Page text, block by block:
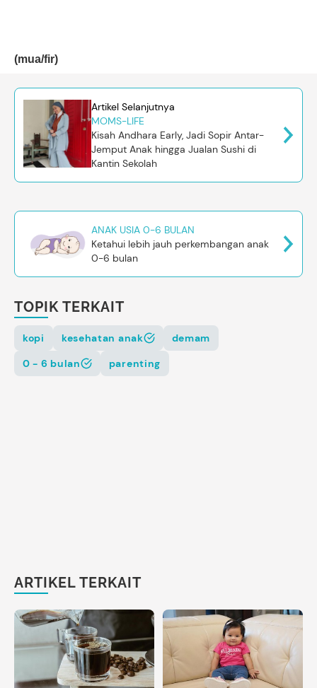
(mua/fir)
Artikel Selanjutnya
MOMS-LIFE
Kisah Andhara Early, Jadi Sopir Antar-
Jemput Anak hingga Jualan Sushi di
Kantin Sekolah
ANAK USIA 0-6 BULAN
Ketahui lebih jauh perkembangan anak
0-6 bulan
TOPIK TERKAIT
kopi kesehatan anak
demam
0 - 6 bulan
parenting
ARTIKEL TERKAIT